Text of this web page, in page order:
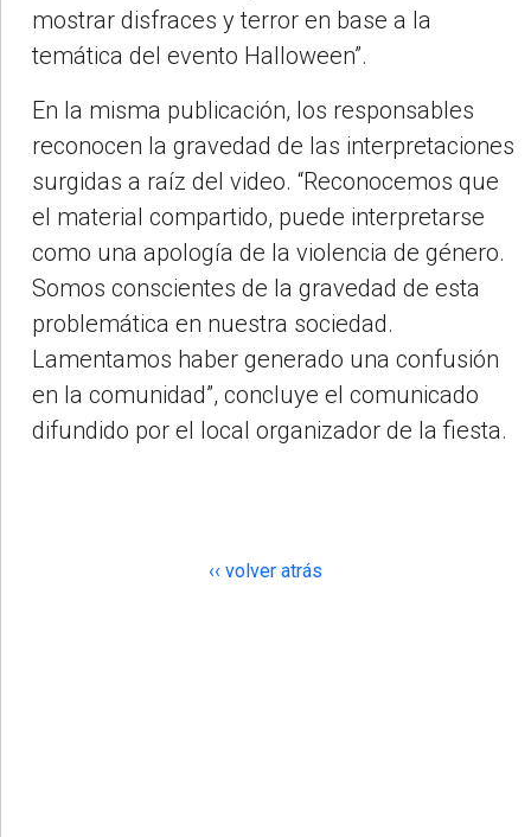
mostrar disfraces y terror en base a la
temática del evento Halloween”.
En la misma publicación, los responsables
reconocen la gravedad de las interpretaciones
surgidas a raíz del video. “Reconocemos que
el material compartido, puede interpretarse
como una apología de la violencia de género.
Somos conscientes de la gravedad de esta
problemática en nuestra sociedad.
Lamentamos haber generado una confusión
en la comunidad”, concluye el comunicado
difundido por el local organizador de la fiesta.
‹‹ volver atrás